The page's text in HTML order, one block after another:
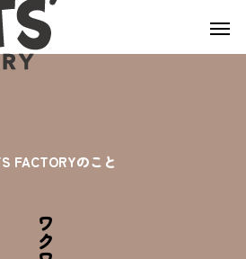
S FACTORYのこ と